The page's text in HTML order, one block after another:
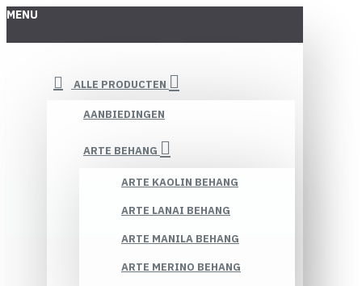
MENU
ALLE PRODUCTEN
AANBIEDINGEN
ARTE BEHANG
ARTE KAOLIN BEHANG
ARTE LANAI BEHANG
ARTE MANILA BEHANG
ARTE MERINO BEHANG